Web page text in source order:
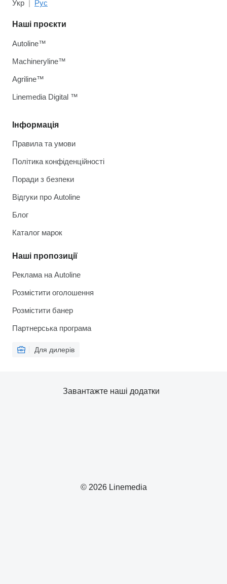
Укр Рус
Інформація
Правила та умови
Політика конфіденційності
Поради з безпеки
Відгуки про Autoline
Блог
Каталог марок
Наші пропозиції
Реклама на Autoline
Розмістити оголошення
Розмістити банер
Партнерська програма
Для дилерів
Наші проєкти
Autoline™
Machineryline™
Agriline™
Linemedia Digital ™
© 2026 Linemedia
Завантажте наші додатки